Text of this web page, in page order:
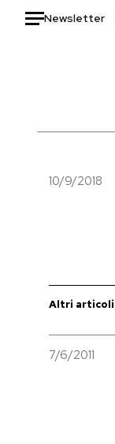
Newsletter
Italia
Politica
10/9/2018
Altri articoli
7/6/2011